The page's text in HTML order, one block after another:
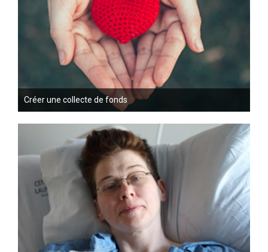
Créer une collecte de fonds